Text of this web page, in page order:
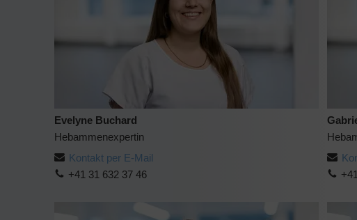
Evelyne Buchard
Hebammenexpertin
Kontakt per E-Mail
+41 31 632 37 46